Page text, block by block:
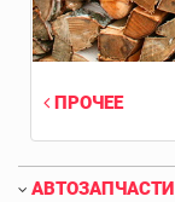
ПРОЧЕЕ
АВТОЗАПЧАСТИ